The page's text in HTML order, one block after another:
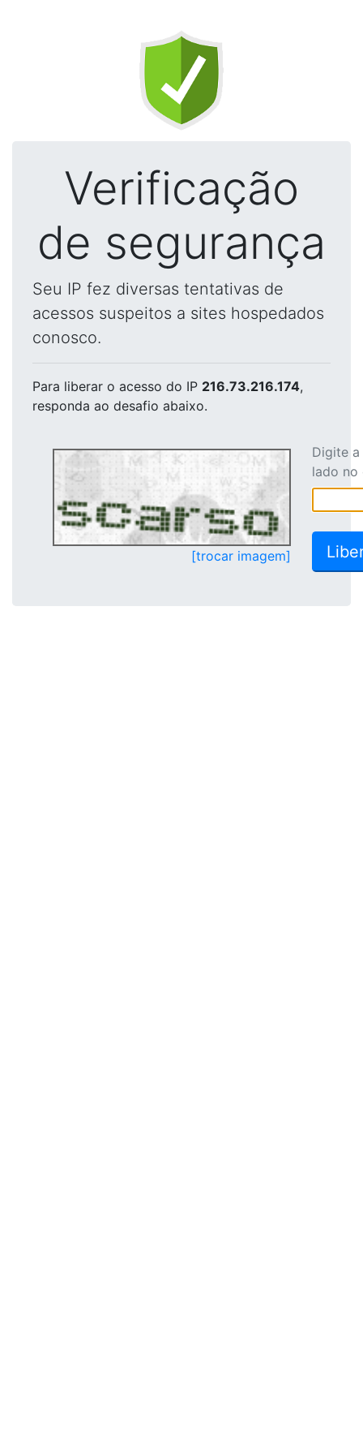
Verificação
de segurança
Seu IP fez diversas tentativas de
acessos suspeitos a sites hospedados
conosco.
Para liberar o acesso do IP 216.73.216.174,
responda ao desafio abaixo.
[trocar imagem]
Digite
lado no